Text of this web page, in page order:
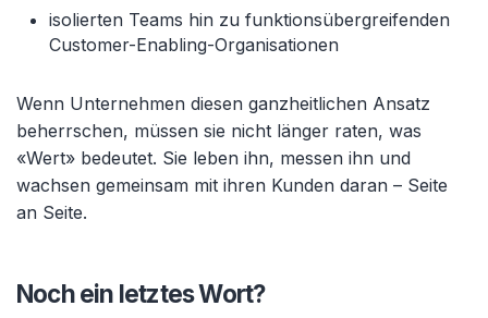
isolierten Teams hin zu funktionsübergreifenden
Customer-Enabling-Organisationen
Wenn Unternehmen diesen ganzheitlichen Ansatz
beherrschen, müssen sie nicht länger raten, was
«Wert» bedeutet. Sie leben ihn, messen ihn und
wachsen gemeinsam mit ihren Kunden daran – Seite
an Seite.
Noch ein letztes Wort?